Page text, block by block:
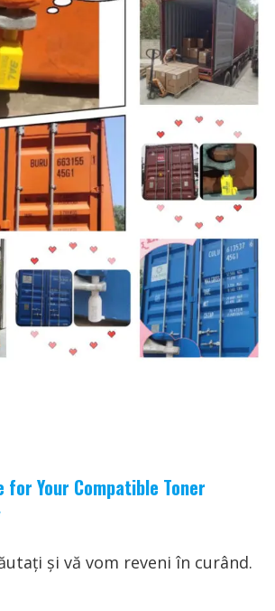
for Your Compatible Toner
și vă vom reveni în curând.